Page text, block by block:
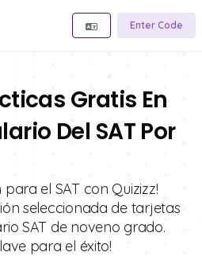
Enter Code
Gratis En
Del SAT Por
el SAT con Quizizz!
seleccionada de tarjetas
SAT de noveno grado.
para el éxito!